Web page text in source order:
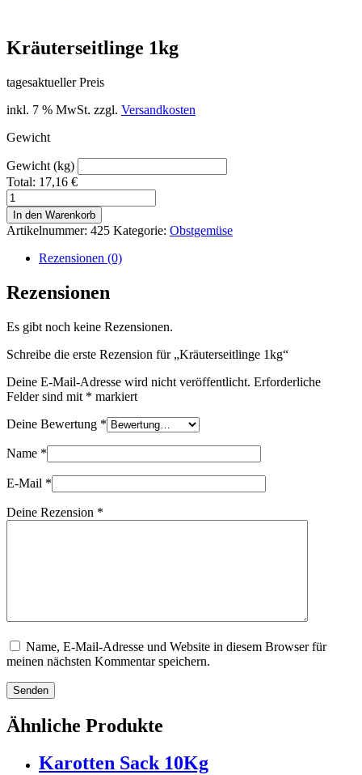
Kräuterseitlinge 1kg
tagesaktueller Preis
inkl. 7 % MwSt. zzgl. Versandkosten
Gewicht
Gewicht (kg)
Total: 17,16 €
Kräuterseitlinge
1kg
Menge
In den Warenkorb
Artikelnummer: 425 Kategorie: Obstgemüse
Rezensionen (0)
Rezensionen
Es gibt noch keine Rezensionen.
Schreibe die erste Rezension für „Kräuterseitlinge 1kg“
Deine E-Mail-Adresse wird nicht veröffentlicht. Erforderliche
Felder sind mit * markiert
Deine Bewertung *
Name *
E-Mail *
Deine Rezension *
Name, E-Mail-Adresse und Website in diesem Browser für
meinen nächsten Kommentar speichern.
Senden
Ähnliche Produkte
Karotten Sack 10Kg